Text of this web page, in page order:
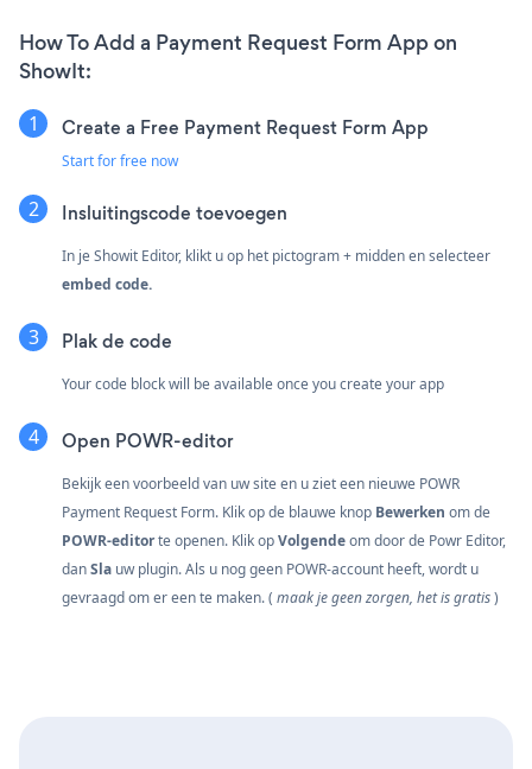
How To Add a Payment Request Form App on
ShowIt:
Create a Free Payment Request Form App
Start for free now
Insluitingscode toevoegen
In je Showit Editor, klikt u op het pictogram + midden en selecteer
embed code.
Plak de code
Your code block will be available once you create your app
Open POWR-editor
Bekijk een voorbeeld van uw site en u ziet een nieuwe POWR
Payment Request Form. Klik op de blauwe knop Bewerken om de
POWR-editorte openen. Klik opVolgendeom door de Powr Editor,
danSla uw plugin. Als u nog geen POWR-account heeft, wordt u
gevraagd om er een te maken. ( maak je geen zorgen, het is gratis)